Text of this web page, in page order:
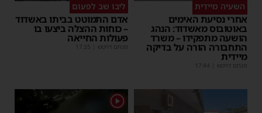
השעיה מיידית
אחרי נסיעת האימים
באוטובוס מאשדוד: הנהג
הושעה מתפקידו – משרד
התחבורה הורה על בדיקה
מיידית
מנחם דויטש 17:44
ליבו שב לפעום
אדם התמוטט בביתו באשדוד
– כוחות ההצלה ביצעו בו
פעולות החייאה
מנחם דויטש 17:35
1